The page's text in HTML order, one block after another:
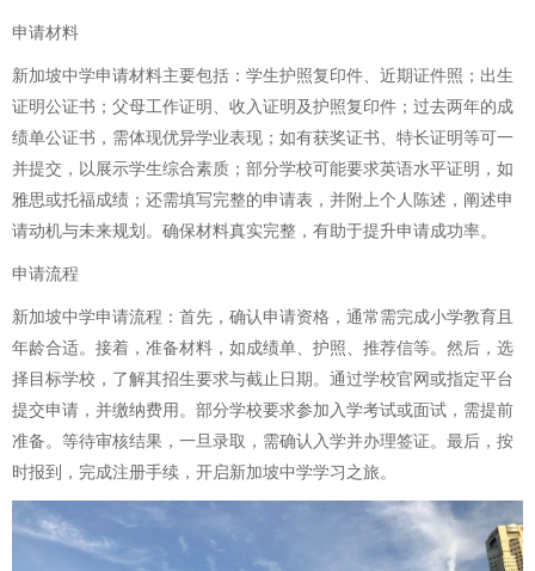
申请材料
新加坡中学申请材料主要包括：学生护照复印件、近期证件照；出生
证明公证书；父母工作证明、收入证明及护照复印件；过去两年的成
绩单公证书，需体现优异学业表现；如有获奖证书、特长证明等可一
并提交，以展示学生综合素质；部分学校可能要求英语水平证明，如
雅思或托福成绩；还需填写完整的申请表，并附上个人陈述，阐述申
请动机与未来规划。确保材料真实完整，有助于提升申请成功率。
申请流程
新加坡中学申请流程：首先，确认申请资格，通常需完成小学教育且
年龄合适。接着，准备材料，如成绩单、护照、推荐信等。然后，选
择目标学校，了解其招生要求与截止日期。通过学校官网或指定平台
提交申请，并缴纳费用。部分学校要求参加入学考试或面试，需提前
准备。等待审核结果，一旦录取，需确认入学并办理签证。最后，按
时报到，完成注册手续，开启新加坡中学学习之旅。